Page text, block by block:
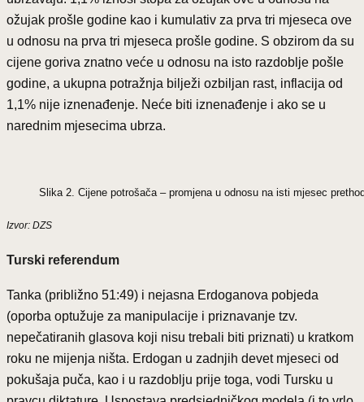
ožujak prošle godine kao i kumulativ za prva tri mjeseca ove
u odnosu na prva tri mjeseca prošle godine. S obzirom da su
cijene goriva znatno veće u odnosu na isto razdoblje pošle
godine, a ukupna potražnja bilježi ozbiljan rast, inflacija od
1,1% nije iznenađenje. Neće biti iznenađenje i ako se u
narednim mjesecima ubrza.
Slika 2. Cijene potrošača – promjena u odnosu na isti mjesec
Izvor: DZS
Turski referendum
Tanka (približno 51:49) i nejasna Erdoganova pobjeda
(oporba optužuje za manipulacije i priznavanje tzv.
nepečatiranih glasova koji nisu trebali biti priznati) u kratkom
roku ne mijenja ništa. Erdogan u zadnjih devet mjeseci od
pokušaja puča, kao i u razdoblju prije toga, vodi Tursku u